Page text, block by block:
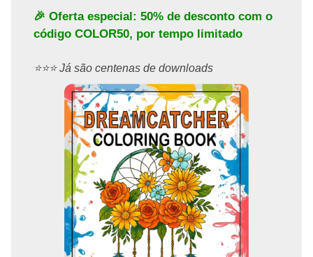
🎉 Oferta especial: 50% de desconto com o
código COLOR50, por tempo limitado
⭐️⭐️⭐️ Já são centenas de downloads